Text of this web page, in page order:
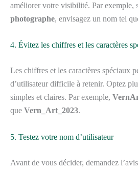
améliorer votre visibilité. Par exemple,
photographe, envisagez un nom tel
4. Évitez les chiffres et les caractères
Les chiffres et les caractères spéciaux
d’utilisateur difficile à retenir. Optez
simples et claires. Par exemple,
que Vern_Art_2023.
5. Testez votre nom d’utilisateur
Avant de vous décider, demandez